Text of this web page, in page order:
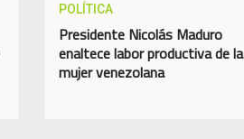
POLÍTICA
Presidente Nicolás Maduro
enaltece labor productiva de la
mujer venezolana